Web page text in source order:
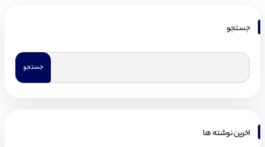
جستجو
اخرین نوشته ها